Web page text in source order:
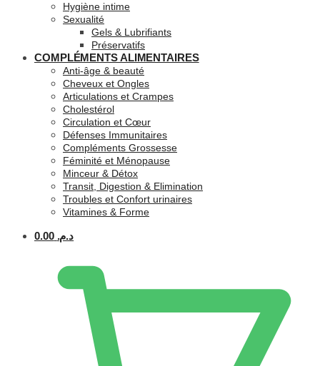
Hygiène intime
Sexualité
Gels & Lubrifiants
Préservatifs
COMPLÉMENTS ALIMENTAIRES
Anti-âge & beauté
Cheveux et Ongles
Articulations et Crampes
Cholestérol
Circulation et Cœur
Défenses Immunitaires
Compléments Grossesse
Féminité et Ménopause
Minceur & Détox
Transit, Digestion & Elimination
Troubles et Confort urinaires
Vitamines & Forme
د.م. 0.00